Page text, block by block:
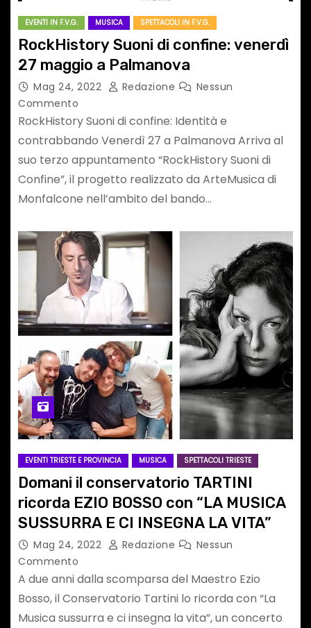
EVENTI IN F.V.G. MUSICA SPETTACOLI IN F.V.G.
RockHistory Suoni di confine: venerdì
27 maggio a Palmanova
Mag 24, 2022 Redazione
Nessun
Commento
RockHistory Suoni di confine: Identità e
contrabbando Venerdì 27 a Palmanova Arriva al
suo terzo appuntamento “RockHistory Suoni di
Confine”, il progetto realizzato da ArteMusica di
Monfalcone nell’ambito del bando…
EVENTI TRIESTE E PROVINCIA MUSICA SPETTACOLI TRIESTE
Domani il conservatorio TARTINI
ricorda EZIO BOSSO con “LA MUSICA
SUSSURRA E CI INSEGNA LA VITA”
Mag 24, 2022 Redazione
Nessun
Commento
A due anni dalla scomparsa del Maestro Ezio
Bosso, il Conservatorio Tartini lo ricorda con “La
Musica sussurra e ci insegna la vita”, un concerto